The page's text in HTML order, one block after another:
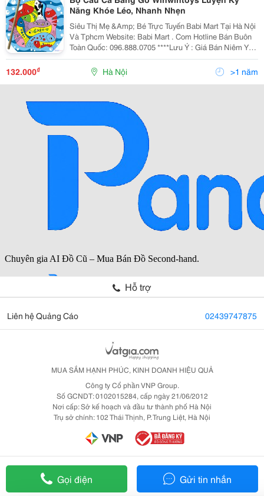
Năng Khóe Léo, Nhanh Nhẹn
Siêu Thị Mẹ &Amp; Bé Trực Tuyến Babi Mart Tại Hà Nội
Và Tphcm Website: Babi Mart . Com Hotline Bán Buôn
Toàn Quốc: 096.888.0705 ****Lưu Ý : Giá Bán Niêm Yết
Là Giá Bán Tại Hà Nội, Giá Tại Hồ Chí Minh Có Thể Cao
Hoặc Thấp Hơn Giá Bán Tại
132.000₫ Hà Nội >1 năm
Gọi điện Gửi tin nhắn
Hỗ trợ
Liên hệ Quảng Cáo 02439747875
MUA SẮM HẠNH PHÚC, KINH DOANH HIỆU QUẢ
Công ty Cổ phần VNP Group.
Số GCNDT: 0102015284, cấp ngày 21/06/2012
Nơi cấp: Sở kế hoạch và đầu tư thành phố Hà Nội
Trụ sở chính: 102 Thái Thịnh, P. Trung Liệt, Hà Nội